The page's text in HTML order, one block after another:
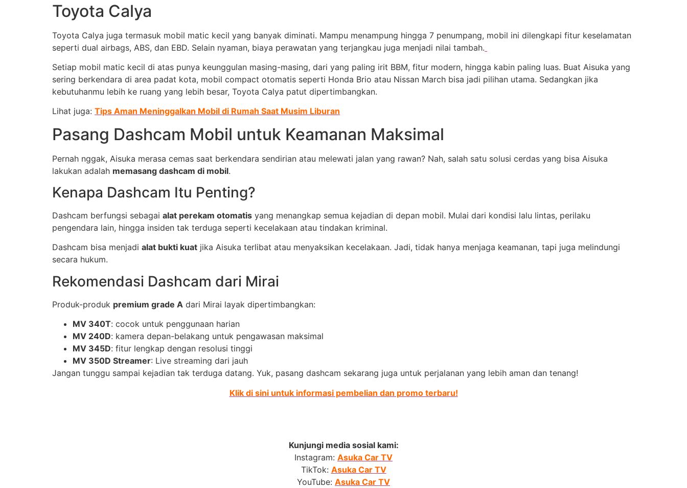
Toyota Calya
Toyota Calya juga termasuk mobil matic kecil yang banyak diminati. Mampu menampung hingga 7 penumpang, mobil ini dilengkapi fitur keselamatan
seperti dual airbags, ABS, dan EBD. Selain nyaman, biaya perawatan yang terjangkau juga menjadi nilai tambah.
Setiap mobil matic kecil di atas punya keunggulan masing-masing, dari yang paling irit BBM, fitur modern, hingga kabin paling luas. Buat Aisuka yang
sering berkendara di area padat kota, mobil compact otomatis seperti Honda Brio atau Nissan March bisa jadi pilihan utama. Sedangkan jika
kebutuhanmu lebih ke ruang yang lebih besar, Toyota Calya patut dipertimbangkan.
Lihat juga: Tips Aman Meninggalkan Mobil di Rumah Saat Musim Liburan
Pasang Dashcam Mobil untuk Keamanan Maksimal
Pernah nggak, Aisuka merasa cemas saat berkendara sendirian atau melewati jalan yang rawan? Nah, salah satu solusi cerdas yang bisa Aisuka
lakukan adalah memasang dashcam di mobil.
Kenapa Dashcam Itu Penting?
Dashcam berfungsi sebagai alat perekam otomatis yang menangkap semua kejadian di depan mobil. Mulai dari kondisi lalu lintas, perilaku
pengendara lain, hingga insiden tak terduga seperti kecelakaan atau tindakan kriminal.
Dashcam bisa menjadi alat bukti kuat jika Aisuka terlibat atau menyaksikan kecelakaan. Jadi, tidak hanya menjaga keamanan, tapi juga melindungi
secara hukum.
Rekomendasi Dashcam dari Mirai
Produk-produk premium grade A dari Mirai layak dipertimbangkan:
MV 340T: cocok untuk penggunaan harian
MV 240D: kamera depan-belakang untuk pengawasan maksimal
MV 345D: fitur lengkap dengan resolusi tinggi
MV 350D Streamer: Live streaming dari jauh
Jangan tunggu sampai kejadian tak terduga datang. Yuk, pasang dashcam sekarang juga untuk perjalanan yang lebih aman dan tenang!
Klik di sini untuk informasi pembelian dan promo terbaru!
Kunjungi media sosial kami:
Instagram: Asuka Car TV
TikTok: Asuka Car TV
YouTube: Asuka Car TV